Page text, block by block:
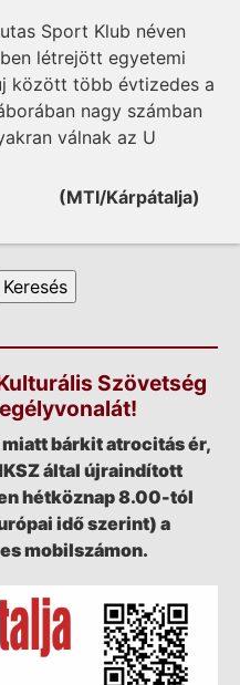
Sport Klub néven
létrejött egyetemi
között több évtizedes a
nagy számban
válnak az U
(MTI/Kárpátalja)
Szövetség
bárkit atrocitás ér,
által újraindított
hétköznap 8.00-tól
idő szerint) a
mobilszámon.